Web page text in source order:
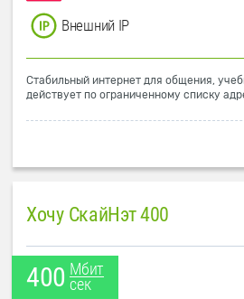
Внешний IP
Стабильный интернет для общения,
действует по ограниченному списку
Хочу СкайНэт 400
400 Мбит
сек